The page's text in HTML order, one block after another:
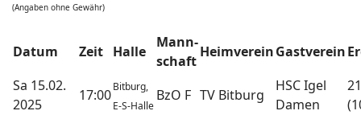
(Angaben ohne Gewähr)
Datum Zeit Halle
Mann-
schaft
HeimvereinGastverein
Sa 15.02.
2025
17:00Bitburg,
E-S-Halle
BzO F TV Bitburg
HSC Igel
Damen